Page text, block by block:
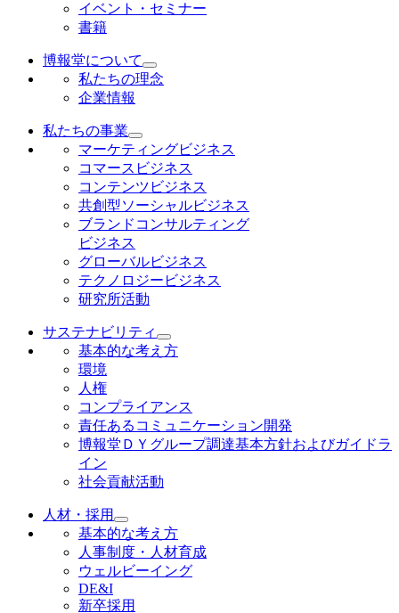
イベント・セミナー
書籍
博報堂について
私たちの理念
企業情報
私たちの事業
マーケティングビジネス
コマースビジネス
コンテンツビジネス
共創型ソーシャルビジネス
ブランドコンサルティング
ビジネス
グローバルビジネス
テクノロジービジネス
研究所活動
サステナビリティ
基本的な考え方
環境
人権
コンプライアンス
責任あるコミュニケーション開発
博報堂ＤＹグループ調達基本方針およびガイドラ
イン
社会貢献活動
人材・採用
基本的な考え方
人事制度・人材育成
ウェルビーイング
DE&I
新卒採用